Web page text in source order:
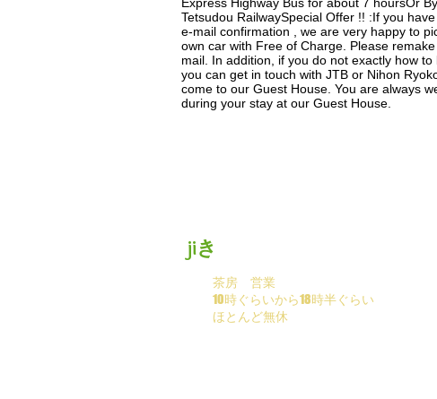
Tetsudou RailwaySpecial Offer !! :If you
e-mail confirmation , we are very happy to
own car with Free of Charge. Please
mail. In addition, if you do not exactly how
you can get in touch with JTB or Nihon
come to our Guest House. You are always
during your stay at our Guest House.
jiき
茶房 営業
10時ぐらいから18時半ぐらい
ほとんど無休